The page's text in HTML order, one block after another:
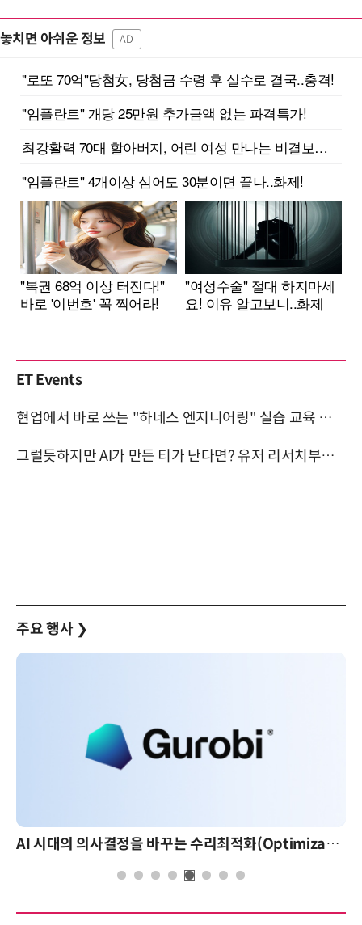
놓치면 아쉬운 정보 AD
ET Events
현업에서 바로 쓰는 "하네스 엔지니어링" 실습 교육 워크숍 8월 20일 개최
그럴듯하지만 AI가 만든 티가 난다면? 유저 리서치부터 배포까지! (9/15)
주요 행사 ❯
AI 시대의 의사결정을 바꾸는 수리최적화(Optimization): 실제 산업 적용 사례와 활용 전략 AI 핀옵스 실전 세미나